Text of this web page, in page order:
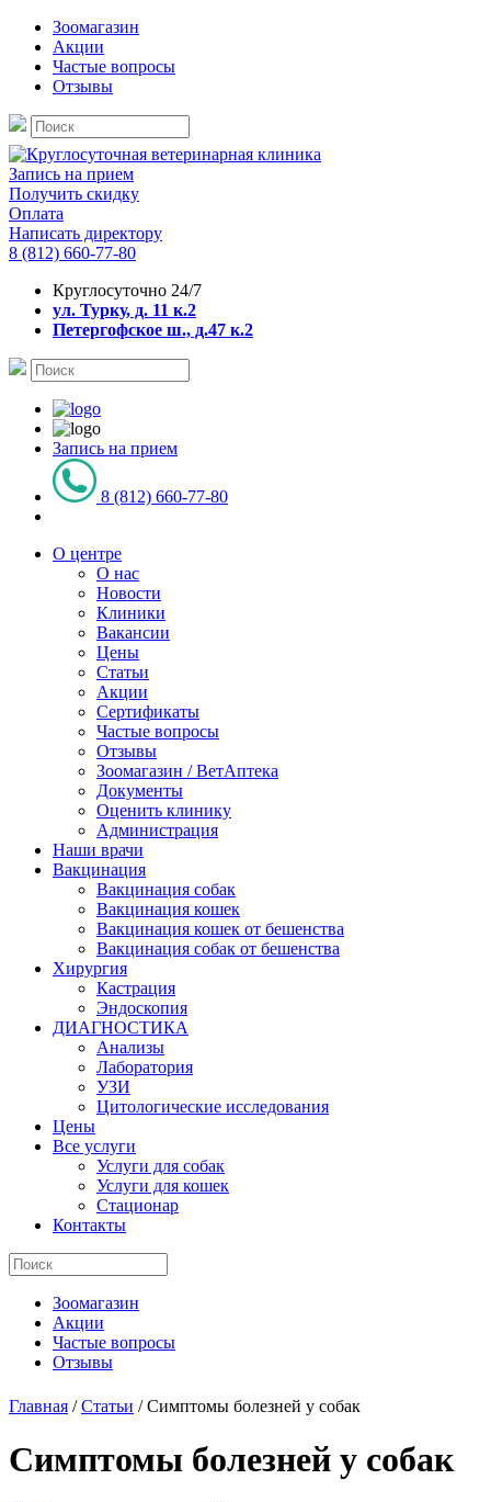
Зоомагазин
Акции
Частые вопросы
Отзывы
Запись на прием
Получить скидку
Оплата
Написать директору
8 (812) 660-77-80
Круглосуточно 24/7
ул. Турку, д. 11 к.2
Петергофское ш., д.47 к.2
Запись на прием
8 (812) 660-77-80
О центре
О нас
Новости
Клиники
Вакансии
Цены
Статьи
Акции
Сертификаты
Частые вопросы
Отзывы
Зоомагазин / ВетАптека
Документы
Оценить клинику
Администрация
Наши врачи
Вакцинация
Вакцинация собак
Вакцинация кошек
Вакцинация кошек от бешенства
Вакцинация собак от бешенства
Хирургия
Кастрация
Эндоскопия
ДИАГНОСТИКА
Анализы
Лаборатория
УЗИ
Цитологические исследования
Цены
Все услуги
Услуги для собак
Услуги для кошек
Стационар
Контакты
Зоомагазин
Акции
Частые вопросы
Отзывы
Главная /Статьи /Симптомы болезней у собак
Симптомы болезней у собак